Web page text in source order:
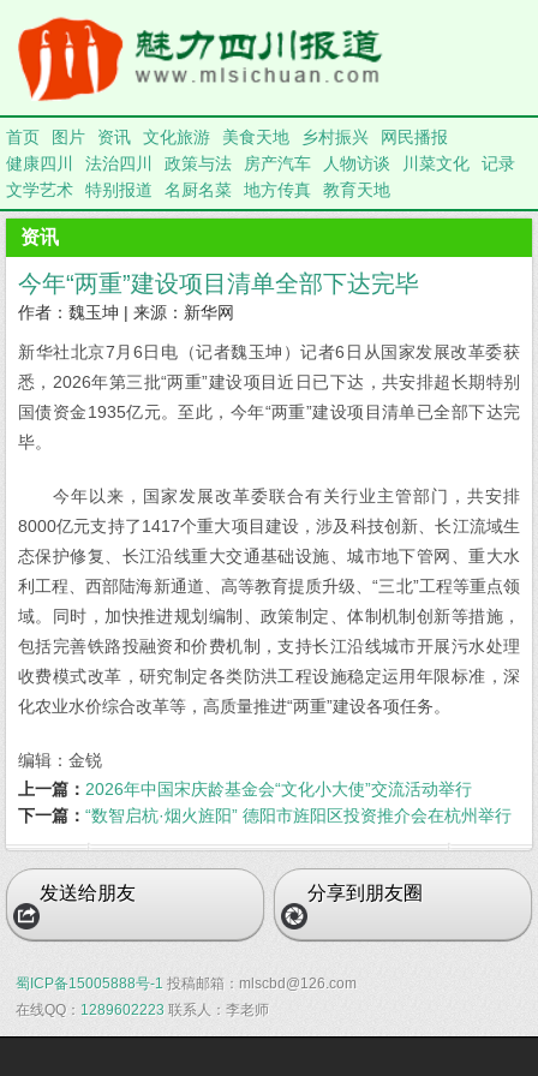
首页 图片 资讯 文化旅游 美食天地 乡村振兴
网民播报
健康四川
法治四川 政策与法 房产汽车 人物访谈 川菜文化
记录
文学艺术
特别报道 名厨名菜 地方传真 教育天地
资讯
今年“两重”建设项目清单全部下达完毕
作者：魏玉坤 | 来源：新华网
新华社北京7月6日电（记者魏玉坤）记者6日从国家发展改革委获
悉，2026年第三批“两重”建设项目近日已下达，共安排超长期特别
国债资金1935亿元。至此，今年“两重”建设项目清单已全部下达完
毕。
今年以来，国家发展改革委联合有关行业主管部门，共安排
8000亿元支持了1417个重大项目建设，涉及科技创新、长江流域生
态保护修复、长江沿线重大交通基础设施、城市地下管网、重大水
利工程、西部陆海新通道、高等教育提质升级、“三北”工程等重点领
域。同时，加快推进规划编制、政策制定、体制机制创新等措施，
包括完善铁路投融资和价费机制，支持长江沿线城市开展污水处理
收费模式改革，研究制定各类防洪工程设施稳定运用年限标准，深
化农业水价综合改革等，高质量推进“两重”建设各项任务。
编辑：金锐
上一篇： 2026年中国宋庆龄基金会“文化小大使”交流活动举行
下一篇： “数智启杭·烟火旌阳” 德阳市旌阳区投资推介会在杭州举行
发送给朋友 分享到朋友圈
蜀ICP备15005888号-1 投稿邮箱：mlscbd@126.com
在线QQ： 1289602223 联系人：李老师